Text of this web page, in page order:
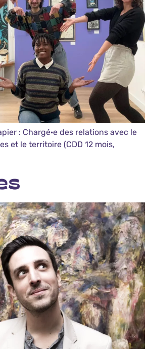
: Chargé·e des relations avec le
et le territoire (CDD 12 mois,